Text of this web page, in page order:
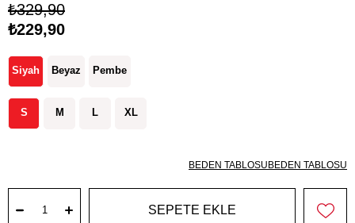
₺329,90
₺229,90
Siyah Beyaz Pembe
S M L XL
BEDEN TABLOSU
BEDEN TABLOSU